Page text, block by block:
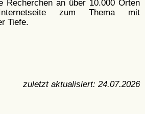
Recherchen an über 10.000 Orten
zum Thema mit
Tiefe.
zuletzt aktualisiert: 24.07.2026